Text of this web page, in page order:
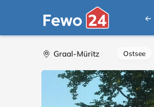
Graal-Müritz Ostsee